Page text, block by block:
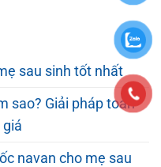
sau sinh tốt nhất
sao? Giải pháp toàn
navan cho mẹ sau